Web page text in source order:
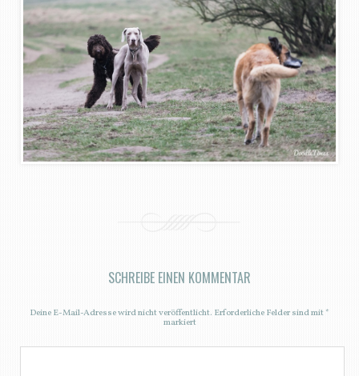
SCHREIBE EINEN KOMMENTAR
Deine E-Mail-Adresse wird nicht veröffentlicht. Erforderliche Felder sind mit*
markiert